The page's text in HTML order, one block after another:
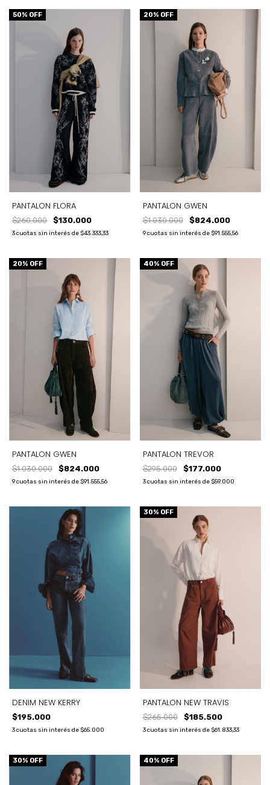
50% OFF
PANTALON FLORA
$260.000 $130.000
3cuotas sin interés de $43.333,33
20% OFF
PANTALON GWEN
$1.030.000 $824.000
9 cuotas sin interés de $91.555,56
20% OFF
PANTALON GWEN
$1.030.000 $824.000
9cuotas sin interés de $91.555,56
40% OFF
PANTALON TREVOR
$295.000 $177.000
3 cuotas sin interés de $59.000
DENIM NEW KERRY
$195.000
3cuotas sin interés de $65.000
30% OFF
PANTALON NEW TRAVIS
$265.000 $185.500
3 cuotas sin interés de $61.833,33
30% OFF 40% OFF